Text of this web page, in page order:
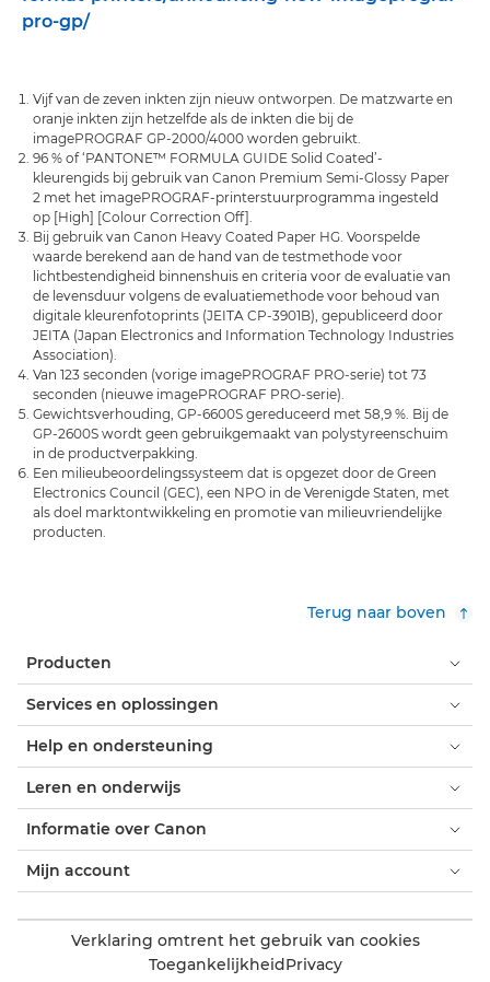
pro-gp/
Vijf van de zeven inkten zijn nieuw ontworpen. De matzwarte en
oranje inkten zijn hetzelfde als de inkten die bij de
imagePROGRAF GP-2000/4000 worden gebruikt.
96 % of ‘PANTONE™ FORMULA GUIDE Solid Coated’-
kleurengids bij gebruik van Canon Premium Semi-Glossy Paper
2 met het imagePROGRAF-printerstuurprogramma ingesteld
op [High] [Colour Correction Off].
Bij gebruik van Canon Heavy Coated Paper HG. Voorspelde
waarde berekend aan de hand van de testmethode voor
lichtbestendigheid binnenshuis en criteria voor de evaluatie van
de levensduur volgens de evaluatiemethode voor behoud van
digitale kleurenfotoprints (JEITA CP-3901B), gepubliceerd door
JEITA (Japan Electronics and Information Technology Industries
Association).
Van 123 seconden (vorige imagePROGRAF PRO-serie) tot 73
seconden (nieuwe imagePROGRAF PRO-serie).
Gewichtsverhouding, GP-6600S gereduceerd met 58,9 %. Bij de
GP-2600S wordt geen gebruikgemaakt van polystyreenschuim
in de productverpakking.
Een milieubeoordelingssysteem dat is opgezet door de Green
Electronics Council (GEC), een NPO in de Verenigde Staten, met
als doel marktontwikkeling en promotie van milieuvriendelijke
producten.
Terug naar boven
Producten
Services en oplossingen
Help en ondersteuning
Leren en onderwijs
Informatie over Canon
Mijn account
Verklaring omtrent het gebruik van cookies
ToegankelijkheidPrivacy